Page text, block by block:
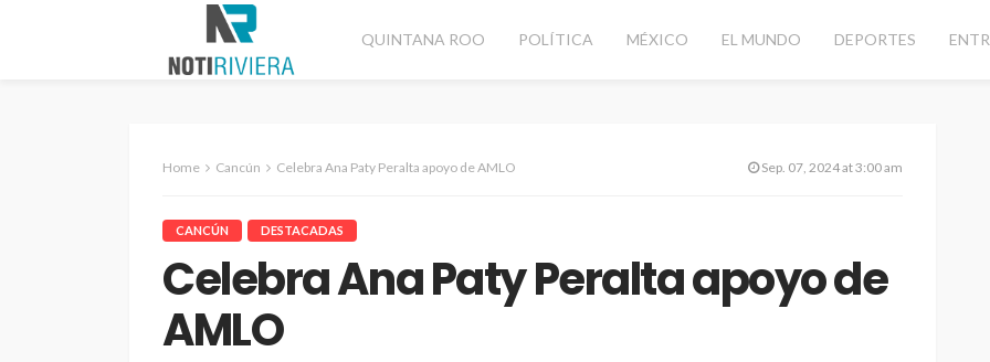
QUINTANA ROO POLÍTICA MÉXICO EL MUNDO DEPORTES
Home Cancún Celebra Ana Paty Peralta apoyo de AMLO Sep. 07, 2024 at 3:00 am
CANCÚN DESTACADAS
Celebra Ana Paty Peralta apoyo de
AMLO